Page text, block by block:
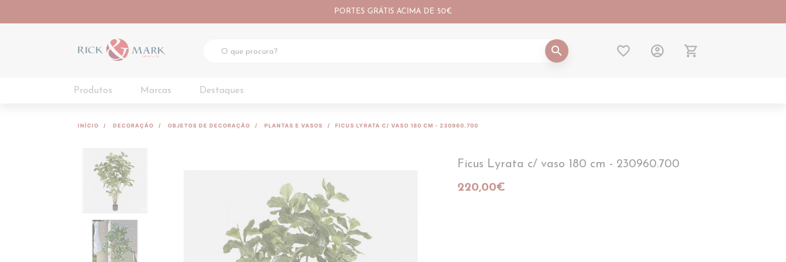
PORTES GRÁTIS ACIMA DE 50€
search favorite_border account_circle shopping_cart
Produtos Marcas Destaques
INÍCIO DECORAÇÃO OBJETOS DE DECORAÇÃO PLANTAS E VASOS FICUS LYRATA C/ VASO 180 CM - 230960.700
Ficus Lyrata c/ vaso 180 cm - 230960.700
220,00€